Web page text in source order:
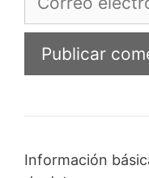
electrónico
Información